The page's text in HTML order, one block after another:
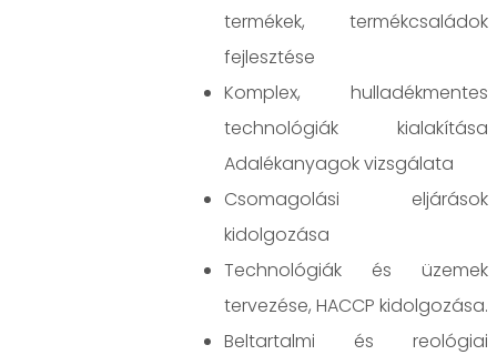
termékek, termékcsaládok
fejlesztése
Komplex, hulladékmentes
technológiák kialakítása
Adalékanyagok vizsgálata
Csomagolási eljárások
kidolgozása
Technológiák és üzemek
tervezése, HACCP kidolgozása.
Beltartalmi és reológiai